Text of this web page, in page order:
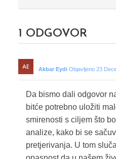
1 ODGOVOR
Akbar Eydi Objavljeno 23
Da bismo dali odgovor
bitće potrebno uložiti
smirenosti s ciljem što
analize, kako bi se
pretjerivanja. U tom